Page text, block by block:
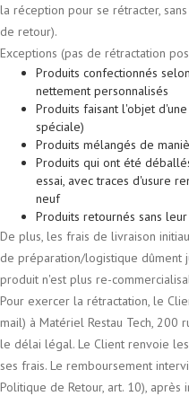
la réception pour se rétracter,
de retour).
Exceptions (pas de rétractation
Produits confectionnés
nettement personnalisés
Produits faisant l'objet
spéciale)
Produits mélangés de
Produits qui ont été
essai, avec traces d'usure
neuf
Produits retournés sans
De plus, les frais de livraison
de préparation/logistique dûment
produit n'est plus re-
Pour exercer la rétractation, le
mail) à Matériel Restau Tech, 200
le délai légal. Le Client renvoie
ses frais. Le remboursement
Politique de Retour, art. 10), après